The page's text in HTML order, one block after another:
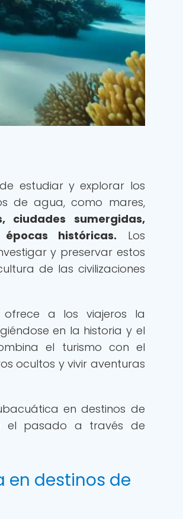
estudiar y explorar los
de agua, como mares,
ciudades sumergidas,
históricas. Los
y preservar estos
de las civilizaciones
a los viajeros la
en la historia y el
el turismo con el
ocultos y vivir aventuras
en destinos de
el pasado a través de
destinos de